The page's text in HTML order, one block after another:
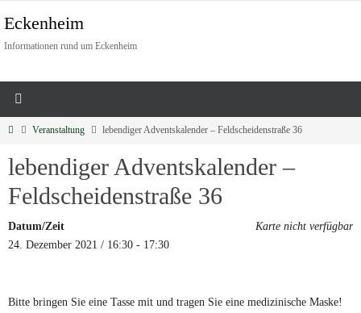
Eckenheim
Informationen rund um Eckenheim
Veranstaltung lebendiger Adventskalender – Feldscheidenstraße 36
lebendiger Adventskalender –
Feldscheidenstraße 36
Karte nicht verfügbar
Datum/Zeit
24. Dezember 2021 / 16:30 - 17:30
Bitte bringen Sie eine Tasse mit und tragen Sie eine medizinische Maske!